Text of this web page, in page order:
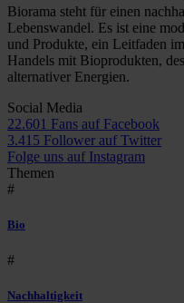
Biorama steht für einen
Lebenswandel. Es ist eine
und Produkte, ein Leitfaden
Handels mit Bioprodukten,
alternativer Energien.
Social Media
22.601 Fans auf Facebook
3.415 Follower auf Twitter
Folge uns auf Instagram
Themen
#
Bio
#
Nachhaltigkeit